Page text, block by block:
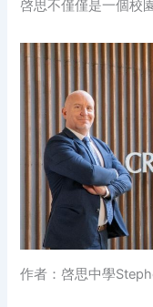
啓思不僅僅是一個校
作者：啓思中學